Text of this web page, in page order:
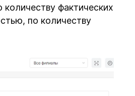
количеству фактических
по количеству